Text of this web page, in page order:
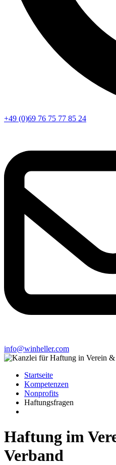
+49 (0)69 76 75 77 85 24
info@winheller.com
Startseite
Kompetenzen
Nonprofits
Haftungsfragen
Haftung im
Verband